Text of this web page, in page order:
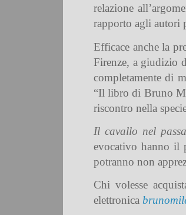
relazione
rapporto agli autori
Efficace anche la
Firenze, a giudizio
completamente di
“Il libro di Bruno
riscontro nella
Il cavallo nel
evocativo hanno il
potranno non
Chi volesse
elettronica